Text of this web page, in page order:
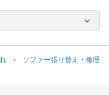
ソファー張り替え・修理